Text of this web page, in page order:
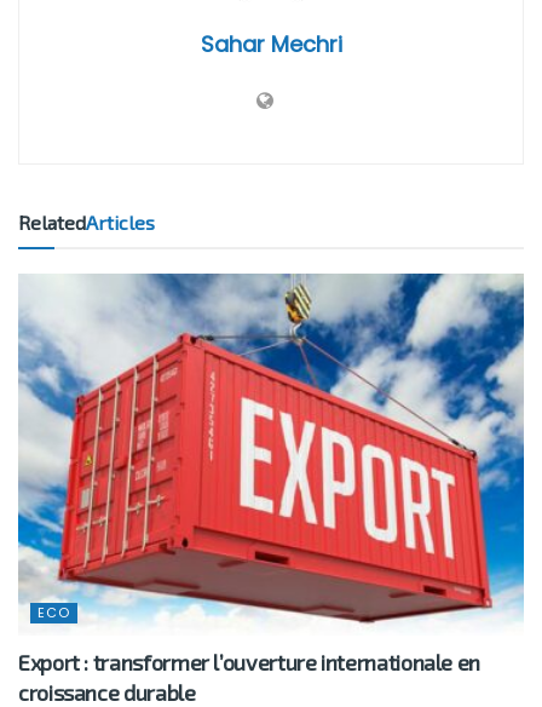
Sahar Mechri
RelatedArticles
ECO
Export : transformer l’ouverture internationale en
croissance durable